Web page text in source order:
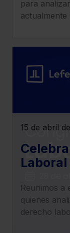
para
actualmente
15 de abril
laboral,
Reunimos a
quienes
derecho